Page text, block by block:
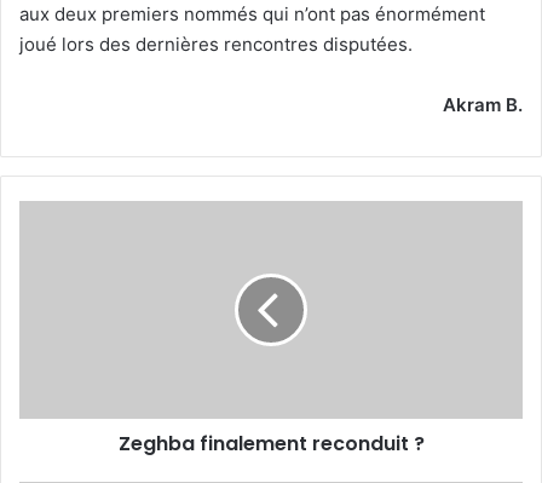
aux deux premiers nommés qui n’ont pas énormément
joué lors des dernières rencontres disputées.
Akram B.
Zeghba finalement reconduit ?